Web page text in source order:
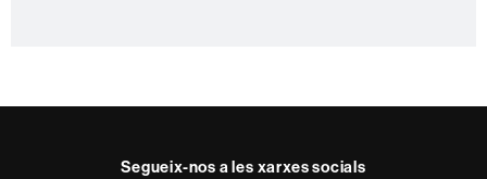
Segueix-nos a les xarxes socials